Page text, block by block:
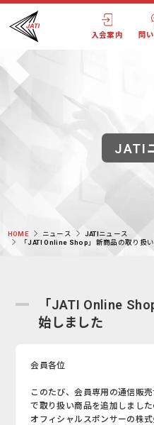
入会案内 問
JATI
HOME ニュース
JATIニュース
「JATI Online Shop」新商品の取り扱
「JATI Online
始しました
会員各位
このたび、会員専用の通信販
で取り扱い商品を追加しました
オフィシャルスポンサーの株